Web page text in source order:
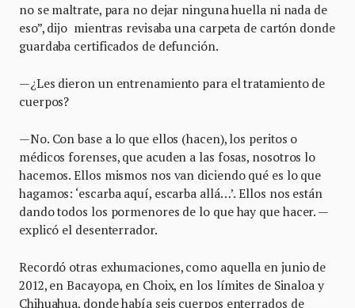
no se maltrate, para no dejar ninguna huella ni nada de
eso”, dijo mientras revisaba una carpeta de cartón donde
guardaba certificados de defunción.
—¿Les dieron un entrenamiento para el tratamiento de
cuerpos?
—No. Con base a lo que ellos (hacen), los peritos o
médicos forenses, que acuden a las fosas, nosotros lo
hacemos. Ellos mismos nos van diciendo qué es lo que
hagamos: ‘escarba aquí, escarba allá…’. Ellos nos están
dando todos los pormenores de lo que hay que hacer. —
explicó el desenterrador.
Recordó otras exhumaciones, como aquella en junio de
2012, en Bacayopa, en Choix, en los límites de Sinaloa y
Chihuahua, donde había seis cuerpos enterrados de